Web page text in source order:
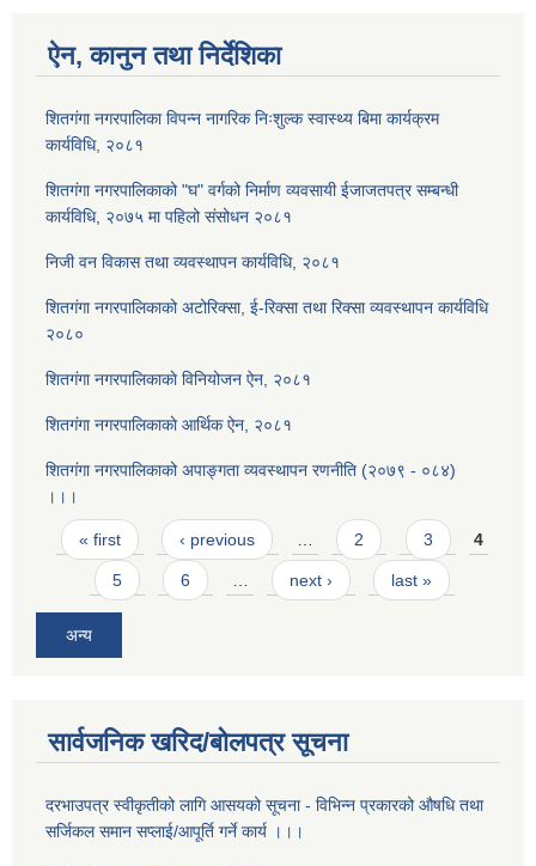
ऐन, कानुन तथा निर्देशिका
शितगंगा नगरपालिका विपन्न नागरिक निःशुल्क स्वास्थ्य बिमा कार्यक्रम
कार्यविधि, २०८१
शितगंगा नगरपालिकाको "घ" वर्गको निर्माण व्यवसायी ईजाजतपत्र सम्बन्धी
कार्यविधि, २०७५ मा पहिलो संसोधन २०८१
निजी वन विकास तथा व्यवस्थापन कार्यविधि, २०८१
शितगंगा नगरपालिकाको अटोरिक्सा, ई-रिक्सा तथा रिक्सा व्यवस्थापन कार्यविधि
२०८०
शितगंगा नगरपालिकाकाे विनियोजन ऐन, २०८१
शितगंगा नगरपालिकाकाे आर्थिक ऐन, २०८१
शितगंगा नगरपालिकाको अपाङ्गता व्यवस्थापन रणनीति (२०७९ - ०८४)
।।।
Pages
« first ‹ previous 2 3 4
5 6 next › last »
अन्य
सार्वजनिक खरिद/बोलपत्र सूचना
दरभाउपत्र स्वीकृतीको लागि आसयको सूचना - विभिन्न प्रकारको औषधि तथा
सर्जिकल समान सप्लाई/आपूर्ति गर्ने कार्य ।।।